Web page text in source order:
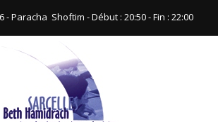
- Paracha ‪ Shoftim‬ - Début : 20:50‬ - Fin : ‪22:00‬